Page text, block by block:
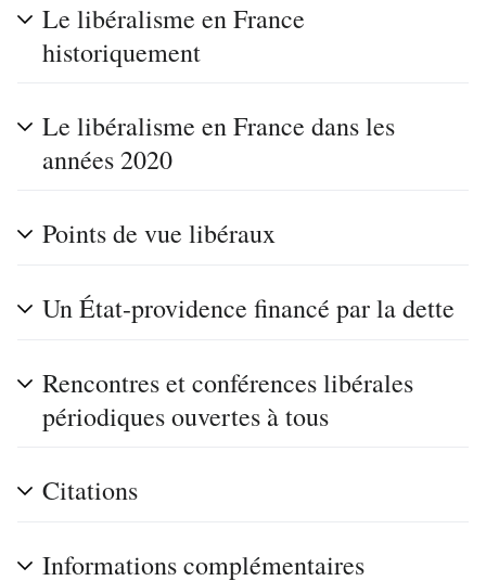
Le libéralisme en France
historiquement
Le libéralisme en France dans les
années 2020
Points de vue libéraux
Un État-providence financé par la dette
Rencontres et conférences libérales
périodiques ouvertes à tous
Citations
Informations complémentaires